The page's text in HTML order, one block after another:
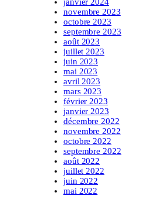
novembre 2023
octobre 2023
septembre 2023
août 2023
juillet 2023
juin 2023
mai 2023
avril 2023
mars 2023
février 2023
janvier 2023
décembre 2022
novembre 2022
octobre 2022
septembre 2022
août 2022
juillet 2022
juin 2022
mai 2022